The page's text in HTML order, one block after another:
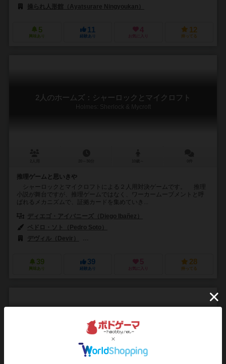
操られ人形館（Ayatsurare Ningyoukan）
5
興味あり
11
経験あり
4
お気に入り
12
持ってる
2人のホームズ：シャーロックとマイクロフト
Holmes: Sherlock & Mycroft
推理ゲームと思いきや
シャーロックとマイクロフトによる２人用対決ゲームです。 推理
小説が舞台ですが、推理ゲームではなく、ワーカームーブメントと呼
ばれるメカニズムで、証拠カードを集めていき...
ディエゴ・アイバニーズ（Diego Ibañez）
ペドロ・ソト（Pedro Soto）
デヴィル（Devir）
39
興味あり
39
経験あり
5
お気に入り
28
持ってる
ニゲルシカ
Nigerushika